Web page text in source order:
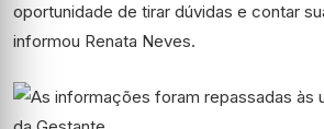
oportunidade de tirar dúvidas e contar
informou Renata Neves.